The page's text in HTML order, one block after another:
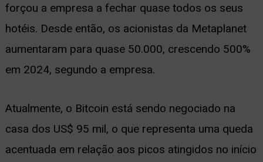
forçou a empresa a fechar quase todos os seus
hotéis. Desde então, os acionistas da Metaplanet
aumentaram para quase 50.000, crescendo 500%
em 2024, segundo a empresa.
Atualmente, o Bitcoin está sendo negociado na
casa dos US$ 95 mil, o que representa uma queda
acentuada em relação aos picos atingidos no início